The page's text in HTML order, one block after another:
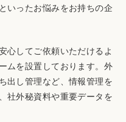
いったお悩みをお持ちの企
心してご依頼いただけるよ
ムを設置しております。外
出し管理など、情報管理を
社外秘資料や重要データを